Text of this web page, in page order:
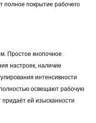
полное покрытие рабочего
Простое кнопочное
настроек, наличие
интенсивности
освещают рабочую
ей изысканности